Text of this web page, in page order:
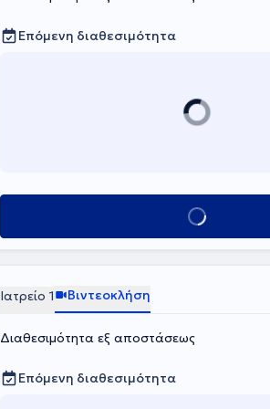
Επόμενη διαθεσιμότητα
Κλείσε ραντεβού
Ιατρείο 1 Βιντεοκλήση
Διαθεσιμότητα εξ αποστάσεως
Επόμενη διαθεσιμότητα